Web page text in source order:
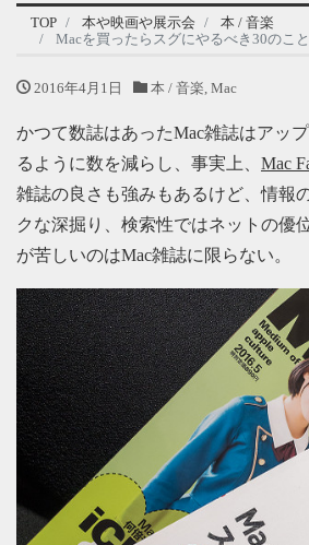
TOP 本や映画や展示会
本 / 音楽
Macを買ったらスグにやるべき30のこと
2016年4月1日 本 / 音楽, Mac
かつて数誌はあったMac雑誌はアッ
るように数を減らし、事実上、 Mac
雑誌の良さも強みもあるけど、情報
クな深掘り、検索性ではネットの優
が苦しいのはMac雑誌に限らない。